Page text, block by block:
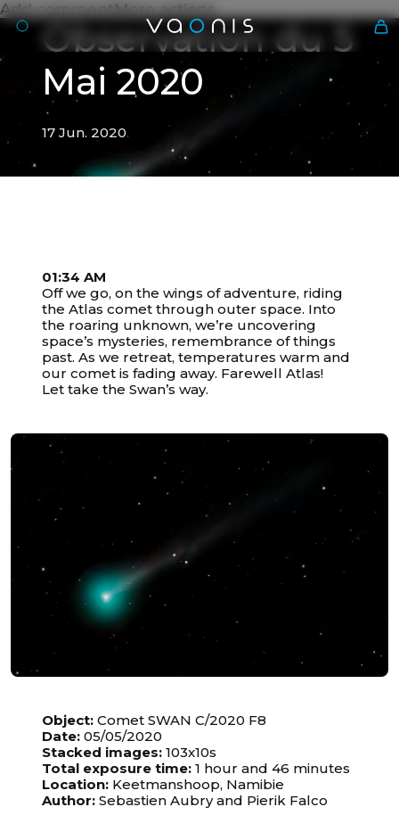
Add commentMore actions
Observation du 5
Mai 2020
17 Jun. 2020
01:34 AM
Off we go, on the wings of adventure, riding
the Atlas comet through outer space. Into
the roaring unknown, we’re uncovering
space’s mysteries, remembrance of things
past. As we retreat, temperatures warm and
our comet is fading away. Farewell Atlas!
Let take the Swan’s way.
Object: Comet SWAN C/2020 F8
Date: 05/05/2020
Stacked images:103x10s
Total exposure time: 1 hour and 46 minutes
Location: Keetmanshoop, Namibie
Author: Sebastien Aubry and Pierik Falco
17 Jun. 2020
Observation du 5 Mai 2020
Votre panier est vide
Unable to load recommendations.